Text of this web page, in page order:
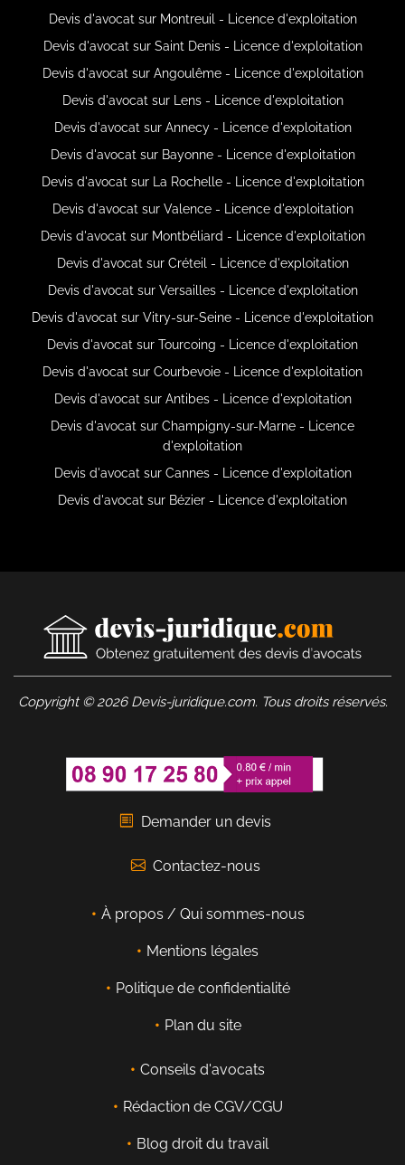
Devis d'avocat sur Montreuil - Licence d'exploitation
Devis d'avocat sur Saint Denis - Licence d'exploitation
Devis d'avocat sur Angoulême - Licence d'exploitation
Devis d'avocat sur Lens - Licence d'exploitation
Devis d'avocat sur Annecy - Licence d'exploitation
Devis d'avocat sur Bayonne - Licence d'exploitation
Devis d'avocat sur La Rochelle - Licence d'exploitation
Devis d'avocat sur Valence - Licence d'exploitation
Devis d'avocat sur Montbéliard - Licence d'exploitation
Devis d'avocat sur Créteil - Licence d'exploitation
Devis d'avocat sur Versailles - Licence d'exploitation
Devis d'avocat sur Vitry-sur-Seine - Licence d'exploitation
Devis d'avocat sur Tourcoing - Licence d'exploitation
Devis d'avocat sur Courbevoie - Licence d'exploitation
Devis d'avocat sur Antibes - Licence d'exploitation
Devis d'avocat sur Champigny-sur-Marne - Licence
d'exploitation
Devis d'avocat sur Cannes - Licence d'exploitation
Devis d'avocat sur Bézier - Licence d'exploitation
Copyright © 2026 Devis-juridique.com. Tous droits réservés.
Demander un devis
Contactez-nous
À propos / Qui sommes-nous
Mentions légales
Politique de confidentialité
Plan du site
Conseils d'avocats
Rédaction de CGV/CGU
Blog droit du travail